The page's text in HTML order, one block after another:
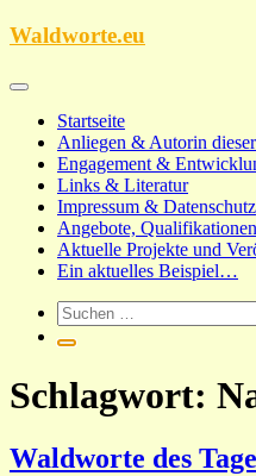
Zum
Waldworte.eu
Startseite
Anliegen & Autorin
Engagement &
Links & Literatur
Impressum & Datenschutz
Angebote,
Aktuelle Projekte und
Ein aktuelles Beispiel…
Schlagwort:
Waldworte des